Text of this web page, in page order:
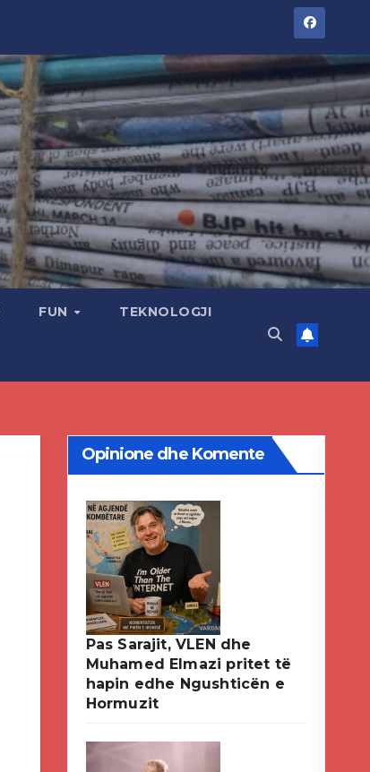
FUN TEKNOLOGJI
Opinione dhe Komente
Pas Sarajit, VLEN dhe
Muhamed Elmazi pritet të
hapin edhe Ngushticën e
Hormuzit